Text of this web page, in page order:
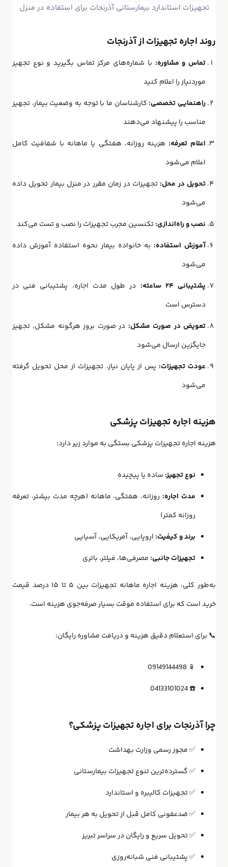
تجهیزات استاندارد بیمارستانی آذرنجات برای استفاده در منزل
روند اجاره تجهیزات از آذرنجات
تماس و مشاوره: با شماره‌های مرکز تماس بگیرید و نوع تجهیز
موردنیاز را اعلام کنید
راهنمایی تخصصی: کارشناسان ما با توجه به وضعیت بیمار، تجهیز
مناسب را پیشنهاد می‌دهند
اعلام تعرفه: هزینه روزانه، هفتگی یا ماهانه با شفافیت کامل
اعلام می‌شود
تحویل در محل: تجهیزات در زمان مقرر در منزل بیمار تحویل داده
می‌شود
نصب و راه‌اندازی:تکنسین مجرب تجهیزات را نصب و تست می‌کند
آموزش استفاده: به خانواده بیمار نحوه استفاده آموزش داده
می‌شود
پشتیبانی ۲۴ ساعته:
در طول مدت اجاره، پشتیبانی فنی در
دسترس است
تعویض در صورت مشکل: در صورت بروز هرگونه مشکل، تجهیز
جایگزین ارسال می‌شود
عودت تجهیزات: پس از پایان نیاز، تجهیزات از محل تحویل گرفته
می‌شود
هزینه اجاره تجهیزات پزشکی
هزینه اجاره تجهیزات پزشکی بستگی به موارد زیر دارد:
نوع تجهیز: ساده یا پیچیده
مدت اجاره: روزانه، هفتگی، ماهانه (هرچه مدت بیشتر، تعرفه
روزانه کمتر)
برند و کیفیت: اروپایی، آمریکایی، آسیایی
تجهیزات جانبی: مصرفی‌ها، فیلتر، باتری
به‌طور کلی، هزینه اجاره ماهانه تجهیزات بین ۵ تا ۱۵ درصد قیمت
خرید است که برای استفاده موقت بسیار صرفه‌جوی هزینه است.
📞 برای استعلام دقیق هزینه و دریافت مشاوره رایگان:
📱
09149144498
☎️
04133101024
چرا آذرنجات برای اجاره تجهیزات پزشکی؟
✅ مجوز رسمی وزارت بهداشت
✅ گسترده‌ترین تنوع تجهیزات بیمارستانی
✅ تجهیزات کالیبره و استاندارد
✅ ضدعفونی کامل قبل از تحویل به هر بیمار
✅ تحویل سریع و رایگان در سراسر تبریز
✅ پشتیبانی فنی شبانه‌روزی